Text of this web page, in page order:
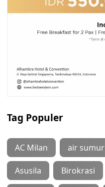
Tag Populer
AC Milan air sumur
Asusila Birokrasi